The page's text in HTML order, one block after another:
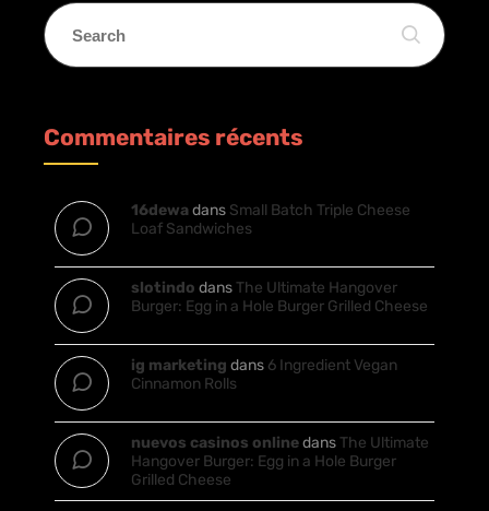
Commentaires récents
16dewadans Small Batch Triple Cheese
Loaf Sandwiches
slotindo dansThe Ultimate Hangover
Burger: Egg in a Hole Burger Grilled Cheese
ig marketing dans 6 Ingredient Vegan
Cinnamon Rolls
nuevos casinos onlinedansThe Ultimate
Hangover Burger: Egg in a Hole Burger
Grilled Cheese